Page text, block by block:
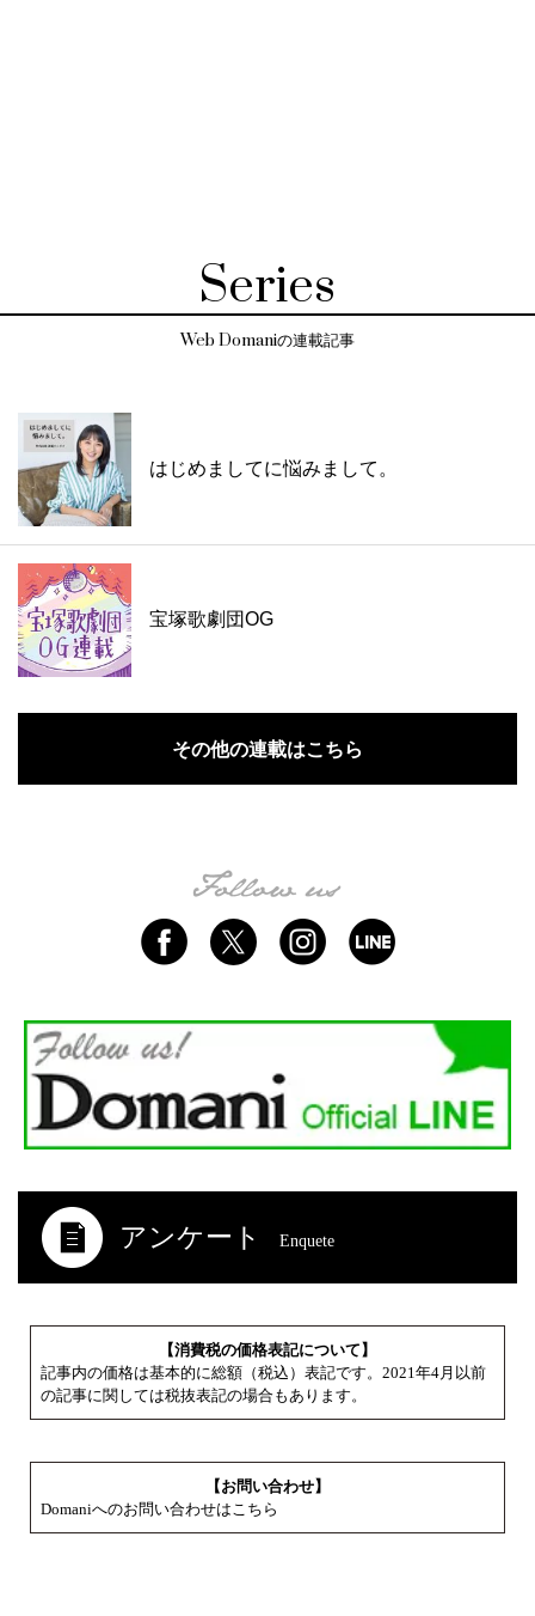
Series
Web Domaniの連載記事
はじめましてに悩みまして。
宝塚歌劇団OG
その他の連載はこちら
アンケート Enquete
【消費税の価格表記について】
記事内の価格は基本的に総額（税込）表記です。2021年4月以前
の記事に関しては税抜表記の場合もあります。
【お問い合わせ】
Domaniへのお問い合わせはこちら